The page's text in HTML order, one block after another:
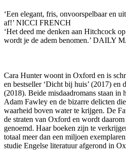
‘Een elegant, fris, onvoorspelbaar en
af!’ NICCI FRENCH
‘Het deed me denken aan Hitchcock
wordt je de adem benomen.’ DAILY
Cara Hunter woont in Oxford en is
en bestseller ‘Dicht bij huis’ (2017) en
(2018). Beide misdaadromans staan in
Adam Fawley en de bizarre delicten
waarheid boven water te krijgen. De
de straten van Oxford en wordt
genoemd. Haar boeken zijn te
totaal meer dan een miljoen
studie Engelse literatuur afgerond in